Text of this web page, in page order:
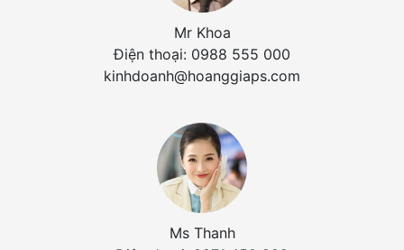
Mr Khoa
Điện thoại: 0988 555 000
kinhdoanh@hoanggiaps.com
Ms Thanh